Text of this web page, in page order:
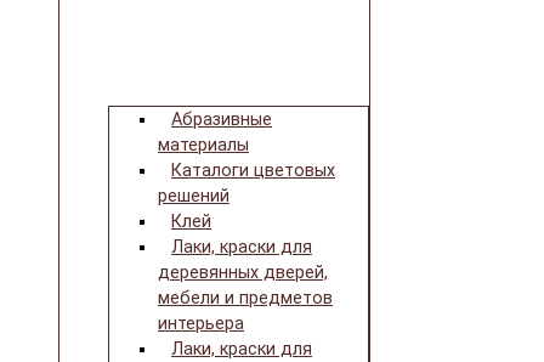
Абразивные
материалы
Каталоги цветовых
решений
Клей
Лаки, краски для
деревянных дверей,
мебели и предметов
интерьера
Лаки, краски для